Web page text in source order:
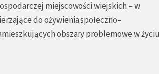
miejscowości wiejskich – w
do ożywienia społeczno–
obszary problemowe w życiu